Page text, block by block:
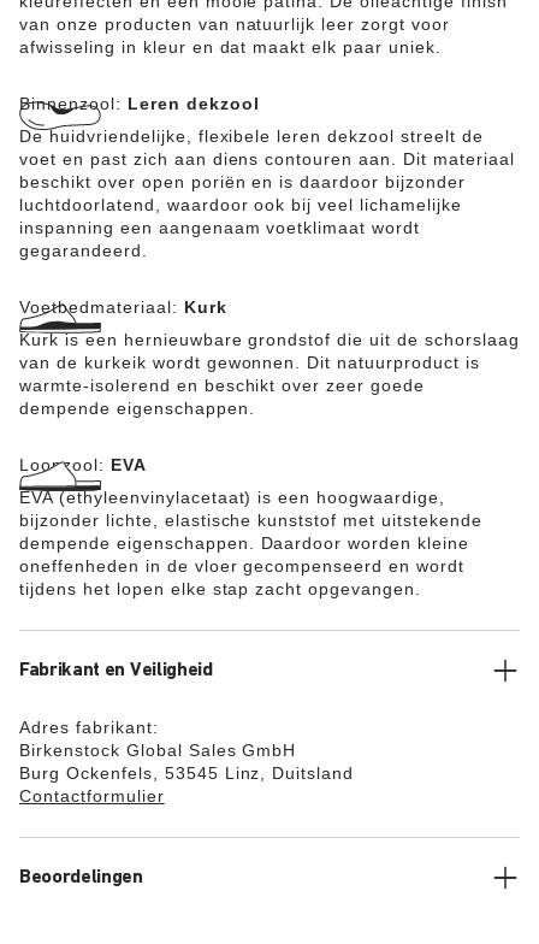
van onze producten van natuurlijk leer zorgt voor
afwisseling in kleur en dat maakt elk paar uniek.
Binnenzool: Leren dekzool
De huidvriendelijke, flexibele leren dekzool streelt de
voet en past zich aan diens contouren aan. Dit materiaal
beschikt over open poriën en is daardoor bijzonder
luchtdoorlatend, waardoor ook bij veel lichamelijke
inspanning een aangenaam voetklimaat wordt
gegarandeerd.
Voetbedmateriaal: Kurk
Kurk is een hernieuwbare grondstof die uit de schorslaag
van de kurkeik wordt gewonnen. Dit natuurproduct is
warmte-isolerend en beschikt over zeer goede
dempende eigenschappen.
Loopzool: EVA
EVA (ethyleenvinylacetaat) is een hoogwaardige,
bijzonder lichte, elastische kunststof met uitstekende
dempende eigenschappen. Daardoor worden kleine
oneffenheden in de vloer gecompenseerd en wordt
tijdens het lopen elke stap zacht opgevangen.
Fabrikant en Veiligheid
Adres fabrikant:
Birkenstock Global Sales GmbH
Burg Ockenfels, 53545 Linz, Duitsland
Contactformulier
Beoordelingen